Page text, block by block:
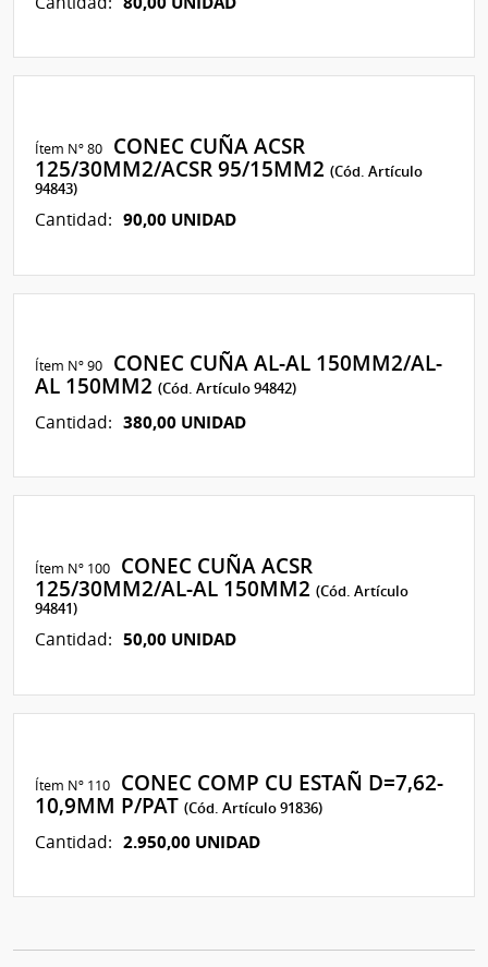
Ítem Nº 80
CONEC CUÑA ACSR
125/30MM2/ACSR 95/15MM2(Cód. Artículo
94843)
Cantidad: 90,00 UNIDAD
Ítem Nº 90
CONEC CUÑA AL-AL 150MM2/AL-
AL 150MM2(Cód. Artículo 94842)
Cantidad: 380,00 UNIDAD
Ítem Nº 100
CONEC CUÑA ACSR
125/30MM2/AL-AL 150MM2(Cód. Artículo
94841)
Cantidad: 50,00 UNIDAD
Ítem Nº 110
CONEC COMP CU ESTAÑ D=7,62-
10,9MM P/PAT(Cód. Artículo 91836)
Cantidad: 2.950,00 UNIDAD